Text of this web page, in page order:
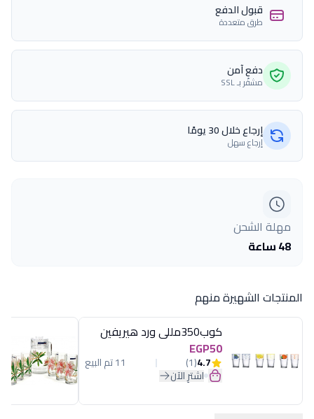
قبول الدفع
طرق متعددة
دفع آمن
مشفّر بـ SSL
إرجاع خلال 30 يومًا
إرجاع سهل
مهلة الشحن
48 ساعة
المنتجات الشهيرة منهم
كوب350مللى ورد هيريفين
EGP50
4.7
(1) 11 تم البيع
اشترِ الآن